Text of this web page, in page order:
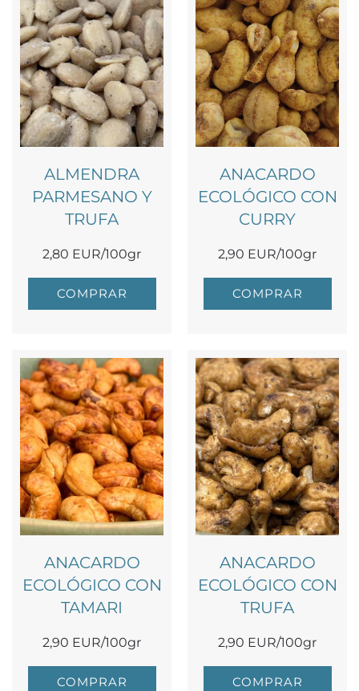
ALMENDRA
PARMESANO Y
TRUFA
2,80 EUR/100gr
COMPRAR
ANACARDO
ECOLÓGICO CON
CURRY
2,90 EUR/100gr
COMPRAR
ANACARDO
ECOLÓGICO CON
TAMARI
2,90 EUR/100gr
COMPRAR
ANACARDO
ECOLÓGICO CON
TRUFA
2,90 EUR/100gr
COMPRAR